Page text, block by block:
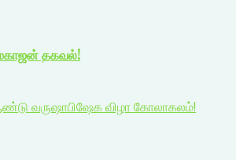
தகவல்!
வருஷாபிஷேக விழா கோலாகலம்!